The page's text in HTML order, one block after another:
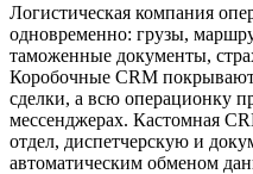
Логистическая компания
одновременно: грузы,
таможенные документы,
Коробочные CRM
сделки, а всю операционку
мессенджерах. Кастомная
отдел, диспетчерскую и
автоматическим обменом